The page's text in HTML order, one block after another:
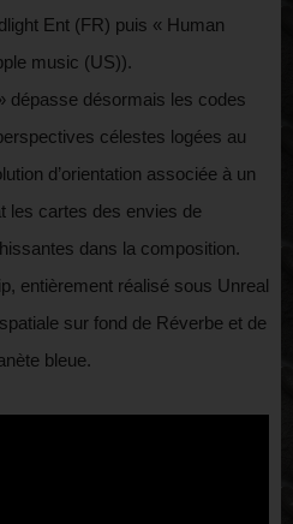
Ent (FR) puis « Human
music (US)).
dépasse désormais les codes
célestes logées au
d’orientation associée à un
les cartes des envies de
dans la composition.
entièrement réalisé sous Unreal
sur fond de Réverbe et de
bleue.